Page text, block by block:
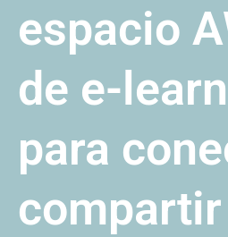
espacio
de e-
para
compartir